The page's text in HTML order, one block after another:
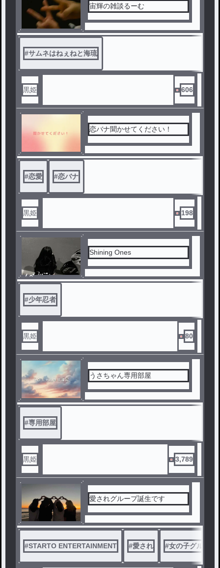
宙輝の雑談るーむ
#サムネはねぇねと海琉
黒姫 606
恋バナ聞かせてください！
#恋愛 #恋バナ
黒姫 198
ノベ
ル
Shining Ones
#少年忍者
黒姫 80
うさちゃん専用部屋
#専用部屋
黒姫 3,789
愛されグループ誕生です
#STARTO ENTERTAINMENT #愛され #女の子グループ